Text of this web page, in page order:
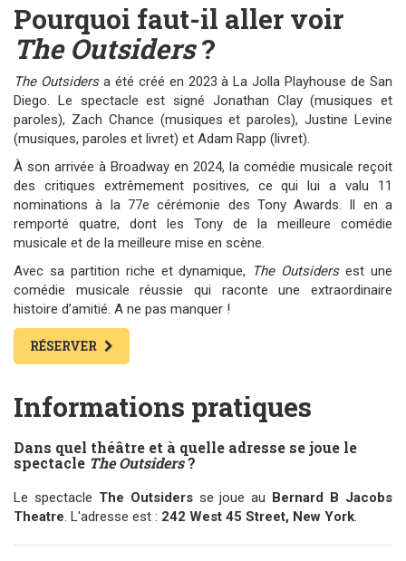
Pourquoi faut-il aller voir
The Outsiders?
The Outsidersa été créé en 2023 à La Jolla Playhouse de San
Diego. Le spectacle est signé Jonathan Clay (musiques et
paroles), Zach Chance (musiques et paroles), Justine Levine
(musiques, paroles et livret) et Adam Rapp (livret).
À son arrivée à Broadway en 2024, la comédie musicale reçoit
des critiques extrêmement positives, ce qui lui a valu 11
nominations à la 77e cérémonie des Tony Awards. Il en a
remporté quatre, dont les Tony de la meilleure comédie
musicale et de la meilleure mise en scène.
Avec sa partition riche et dynamique,
The Outsidersest une
comédie musicale réussie qui raconte une extraordinaire
histoire d’amitié. A ne pas manquer !
RÉSERVER
Informations pratiques
Dans quel théâtre et à quelle adresse se joue le
spectacle The Outsiders?
Le spectacle The Outsidersse joue au Bernard B Jacobs
Theatre. L'adresse est : 242 West 45 Street, New York.